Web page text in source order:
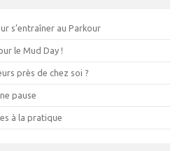
s’entraîner au Parkour
le Mud Day !
près de chez soi ?
pause
à la pratique